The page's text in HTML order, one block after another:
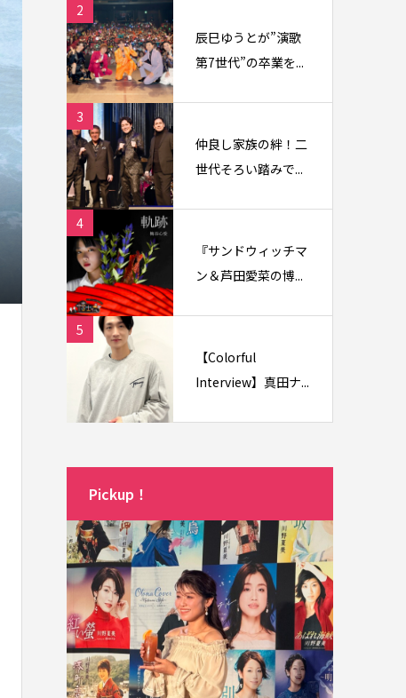
2
辰巳ゆうとが”演歌
第7世代”の卒業を...
3
仲良し家族の絆！二
世代そろい踏みで...
4
『サンドウィッチマ
ン＆芦田愛菜の博...
5
【Colorful
Interview】真田ナ...
Pickup！